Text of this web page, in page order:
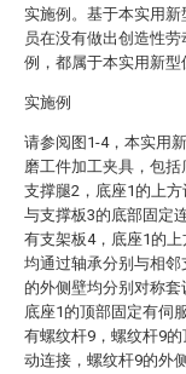
实施例。基于本实用
员在没有做出创造性
例，都属于本实用新型
实施例
请参阅图1-4，本实用
磨工件加工夹具，包
支撑腿2，底座1的上
与支撑板3的底部固定
有支架板4，底座1的
均通过轴承分别与相
的外侧壁均分别对称套
底座1的顶部固定有伺
有螺纹杆9，螺纹杆9
动连接，螺纹杆9的外